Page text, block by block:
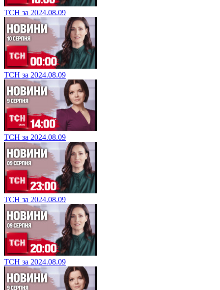
ТСН за 2024.08.09
ТСН за 2024.08.09
ТСН за 2024.08.09
ТСН за 2024.08.09
ТСН за 2024.08.09